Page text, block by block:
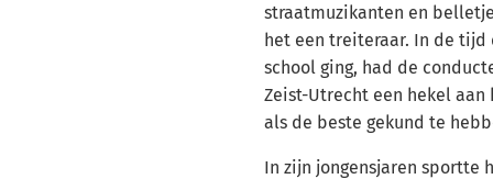
straatmuzikanten en
het een treiteraar. In de
school ging, had de
Zeist-Utrecht een hekel aan
als de beste gekund te
In zijn jongensjaren sportte